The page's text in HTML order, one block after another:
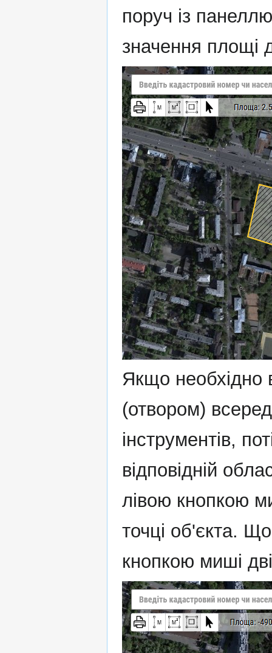
поруч із
значення площі
Якщо необхідно
(отвором)
інструментів,
відповідній
лівою кнопкою
точці об'єкта.
кнопкою миші